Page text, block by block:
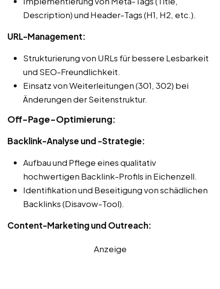
Description) und Header-Tags (H1, H2, etc.).
URL-Management:
Strukturierung von URLs für bessere Lesbarkeit
und SEO-Freundlichkeit.
Einsatz von Weiterleitungen (301, 302) bei
Änderungen der Seitenstruktur.
Off-Page-Optimierung:
Backlink-Analyse und -Strategie:
Aufbau und Pflege eines qualitativ
hochwertigen Backlink-Profils in Eichenzell.
Identifikation und Beseitigung von schädlichen
Backlinks (Disavow-Tool).
Content-Marketing und Outreach:
Anzeige